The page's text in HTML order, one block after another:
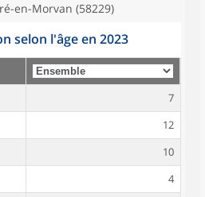
en-Morvan (58229)
selon l'âge en 2023
7
12
10
4